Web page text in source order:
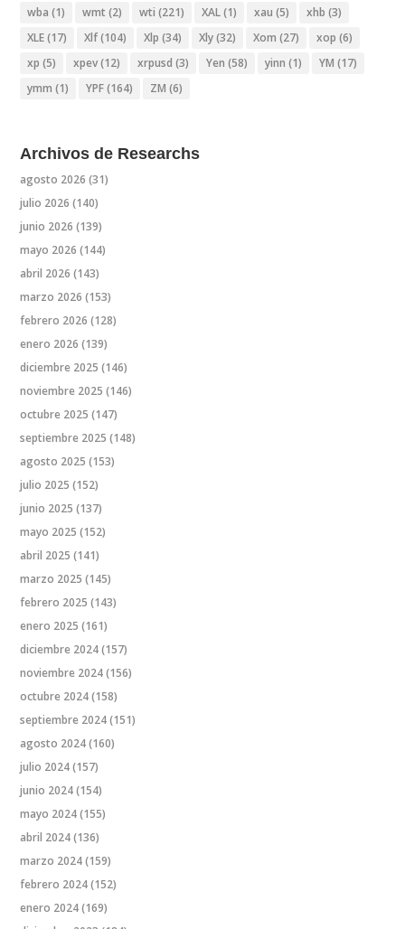
wba (1) wmt (2) wti (221) XAL(1) xau (5) xhb (3)
XLE(17) Xlf(104) Xlp (34) Xly(32) Xom (27) xop (6)
xp (5) xpev(12) xrpusd (3) Yen (58) yinn (1) YM (17)
ymm (1) YPF(164) ZM (6)
Archivos de Researchs
agosto 2026 (31)
julio 2026 (140)
junio 2026 (139)
mayo 2026 (144)
abril 2026 (143)
marzo 2026 (153)
febrero 2026 (128)
enero 2026 (139)
diciembre 2025 (146)
noviembre 2025 (146)
octubre 2025 (147)
septiembre 2025 (148)
agosto 2025 (153)
julio 2025 (152)
junio 2025 (137)
mayo 2025 (152)
abril 2025 (141)
marzo 2025 (145)
febrero 2025 (143)
enero 2025 (161)
diciembre 2024(157)
noviembre 2024(156)
octubre 2024(158)
septiembre 2024(151)
agosto 2024(160)
julio 2024(157)
junio 2024(154)
mayo 2024(155)
abril 2024(136)
marzo 2024(159)
febrero 2024(152)
enero 2024(169)